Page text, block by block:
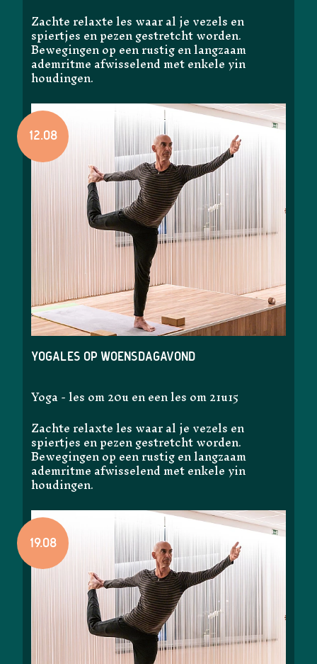
Zachte relaxte les waar al je vezels en
spiertjes en pezen gestretcht worden.
Bewegingen op een rustig en langzaam
ademritme afwisselend met enkele yin
houdingen.
12.08
Yogales op woensdagavond
Yoga - les om 20u en een les om 21u15
Zachte relaxte les waar al je vezels en
spiertjes en pezen gestretcht worden.
Bewegingen op een rustig en langzaam
ademritme afwisselend met enkele yin
houdingen.
19.08